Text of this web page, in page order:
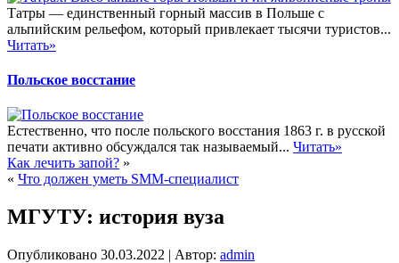
Татры — единственный горный массив в Польше с
альпийским рельефом, который привлекает тысячи туристов...
Читать»
Польское восстание
Естественно, что после польского восстания 1863 г. в русской
печати активно обсуждался так называемый... Читать»
Как лечить запой? »
« Что должен уметь SMM-специалист
МГУТУ: история вуза
Опубликовано 30.03.2022 | Автор: admin